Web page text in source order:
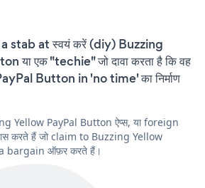
a stab at स्वयं करें (diy) Buzzing
या एक "techie" जो दावा करता है कि वह
Button in 'no time' का निर्माण
Yellow PayPal Button ऐप्स, या foreign
करते हैं जो claim to Buzzing Yellow
bargain ऑफ़र करते हैं।